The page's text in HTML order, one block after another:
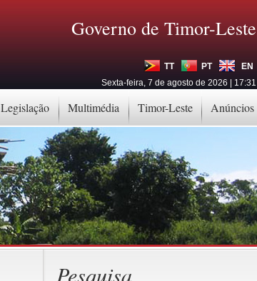
Legislação Multimédia Timor-Leste Anúncios
Governo de Timor-Leste
TT PT
EN
Sexta-feira, 7 de agosto de 2026 | 17:31
Pesquisa